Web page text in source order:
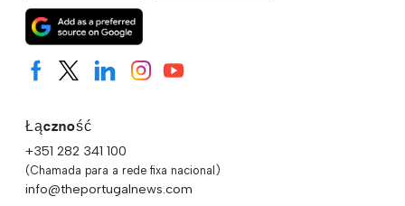
Łączność
+351 282 341 100
(Chamada para a rede fixa nacional)
info@theportugalnews.com